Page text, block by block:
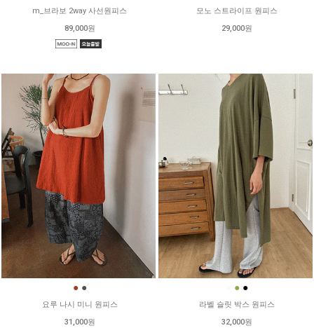
m_브라보 2way 사선원피스
89,000원
모노 스트라이프 원피스
29,000원
● ●
요루 나시 미니 원피스
31,000원
● ●
라벨 슬릿 박스 원피스
32,000원